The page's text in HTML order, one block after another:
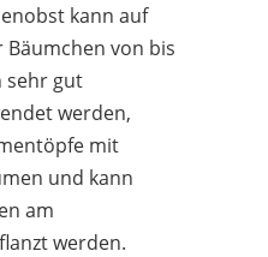
kann auf
von bis
sehr gut
werden,
mit
und kann
am
werden.